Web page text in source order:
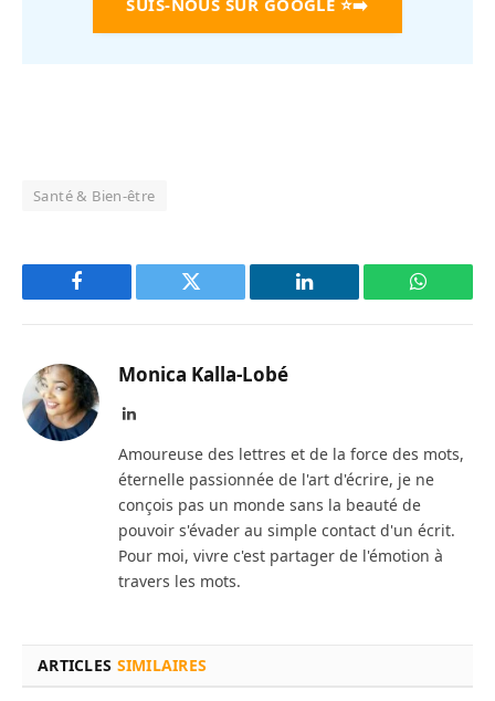
Santé & Bien-être
Facebook Twitter LinkedIn
Monica Kalla-Lobé
LinkedIn
Amoureuse des lettres et de la force des mots,
éternelle passionnée de l'art d'écrire, je ne
conçois pas un monde sans la beauté de
pouvoir s'évader au simple contact d'un écrit.
Pour moi, vivre c'est partager de l'émotion à
travers les mots.
ARTICLES SIMILAIRES